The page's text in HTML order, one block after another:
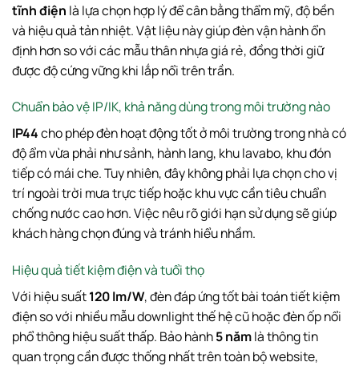
tĩnh điện là lựa chọn hợp lý để cân bằng thẩm mỹ, độ bền
và hiệu quả tản nhiệt. Vật liệu này giúp đèn vận hành ổn
định hơn so với các mẫu thân nhựa giá rẻ, đồng thời giữ
được độ cứng vững khi lắp nổi trên trần.
Chuẩn bảo vệ IP/IK, khả năng dùng trong môi trường nào
IP44cho phép đèn hoạt động tốt ở môi trường trong nhà có
độ ẩm vừa phải như sảnh, hành lang, khu lavabo, khu đón
tiếp có mái che. Tuy nhiên, đây không phải lựa chọn cho vị
trí ngoài trời mưa trực tiếp hoặc khu vực cần tiêu chuẩn
chống nước cao hơn. Việc nêu rõ giới hạn sử dụng sẽ giúp
khách hàng chọn đúng và tránh hiểu nhầm.
Hiệu quả tiết kiệm điện và tuổi thọ
Với hiệu suất120 lm/W, đèn đáp ứng tốt bài toán tiết kiệm
điện so với nhiều mẫu downlight thế hệ cũ hoặc đèn ốp nổi
phổ thông hiệu suất thấp. Bảo hành5 nămlà thông tin
quan trọng cần được thống nhất trên toàn bộ website,